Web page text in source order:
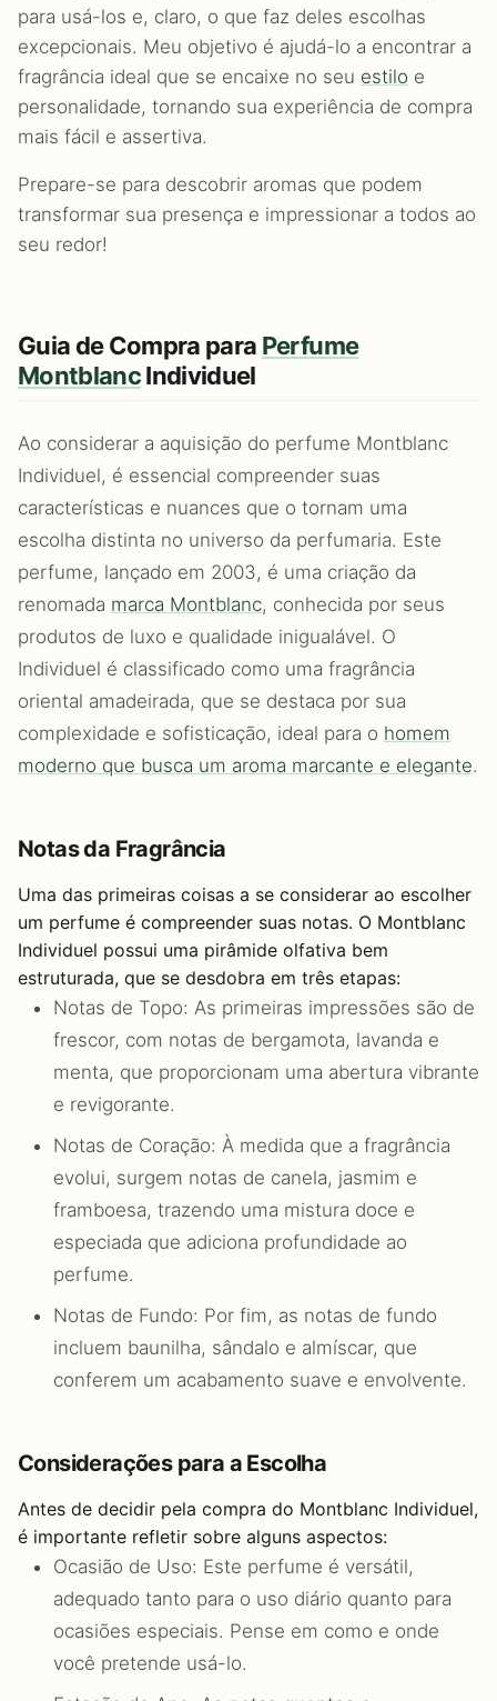
para usá-los e, claro, o que faz deles escolhas
excepcionais. Meu objetivo é ajudá-lo a encontrar a
fragrância ideal que se encaixe no seu estilo e
personalidade, tornando sua experiência de compra
mais fácil e assertiva.
Prepare-se para descobrir aromas que podem
transformar sua presença e impressionar a todos ao
seu redor!
Guia de Compra para Perfume
MontblancIndividuel
Ao considerar a aquisição do perfume Montblanc
Individuel, é essencial compreender suas
características e nuances que o tornam uma
escolha distinta no universo da perfumaria. Este
perfume, lançado em 2003, é uma criação da
renomada marca Montblanc, conhecida por seus
produtos de luxo e qualidade inigualável. O
Individuel é classificado como uma fragrância
oriental amadeirada, que se destaca por sua
complexidade e sofisticação, ideal para o homem
moderno que busca um aroma marcante e elegante.
Notas da Fragrância
Uma das primeiras coisas a se considerar ao escolher
um perfume é compreender suas notas. O Montblanc
Individuel possui uma pirâmide olfativa bem
estruturada, que se desdobra em três etapas:
Notas de Topo: As primeiras impressões são de
frescor, com notas de bergamota, lavanda e
menta, que proporcionam uma abertura vibrante
e revigorante.
Notas de Coração: À medida que a fragrância
evolui, surgem notas de canela, jasmim e
framboesa, trazendo uma mistura doce e
especiada que adiciona profundidade ao
perfume.
Notas de Fundo: Por fim, as notas de fundo
incluem baunilha, sândalo e almíscar, que
conferem um acabamento suave e envolvente.
Considerações para a Escolha
Antes de decidir pela compra do Montblanc Individuel,
é importante refletir sobre alguns aspectos:
Ocasião de Uso: Este perfume é versátil,
adequado tanto para o uso diário quanto para
ocasiões especiais. Pense em como e onde
você pretende usá-lo.